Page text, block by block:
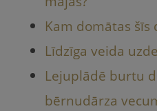
Kam domātas
Līdzīga veida
Lejuplādē burtu
bērnudārza